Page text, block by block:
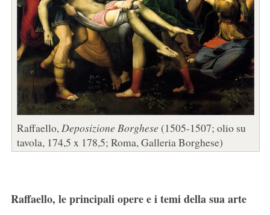
Raffaello,Deposizione Borghese (1505-1507; olio su
tavola, 174,5 x 178,5; Roma, Galleria Borghese)
Raffaello, le principali opere e i temi della sua arte